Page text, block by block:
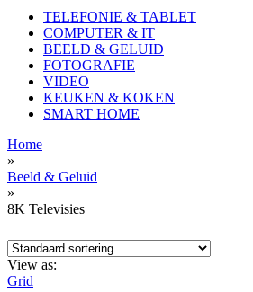
TELEFONIE & TABLET
COMPUTER & IT
BEELD & GELUID
FOTOGRAFIE
VIDEO
KEUKEN & KOKEN
SMART HOME
Home
»
Beeld & Geluid
»
8K Televisies
View as:
Grid